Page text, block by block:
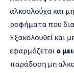
αλκοολούχα και
ροφήματα που
Εξακολουθεί και
εφαρμόζεται ο
παράδοση μη